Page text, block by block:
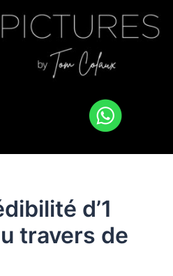
d’1
travers de